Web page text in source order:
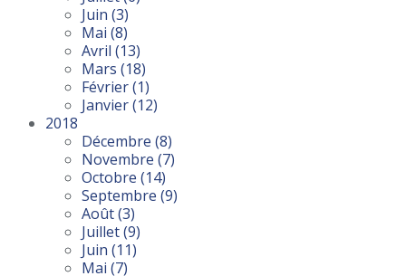
Juin (3)
Mai (8)
Avril (13)
Mars (18)
Février(1)
Janvier(12)
2018
Décembre (8)
Novembre (7)
Octobre (14)
Septembre (9)
Août(3)
Juillet(9)
Juin (11)
Mai (7)